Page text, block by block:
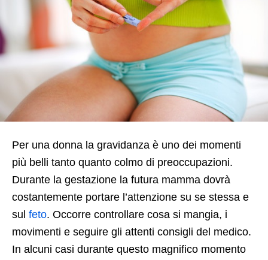
Per una donna la gravidanza è uno dei momenti
più belli tanto quanto colmo di preoccupazioni.
Durante la gestazione la futura mamma dovrà
costantemente portare l’attenzione su se stessa e
sul feto. Occorre controllare cosa si mangia, i
movimenti e seguire gli attenti consigli del medico.
In alcuni casi durante questo magnifico momento